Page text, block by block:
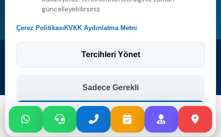
2026 Avrupa Hospital Adana. Her hakkı saklıdır.
güncelleyebilirsiniz.
Çerez Politikası KVKK Aydınlatma Metni
Tercihleri Yönet
Sadece Gerekli
Tümünü Kabul Et